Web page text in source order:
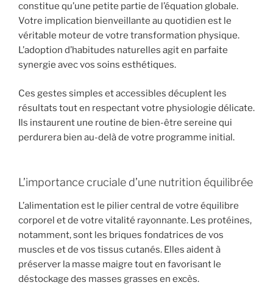
constitue qu’une petite partie de l’équation globale.
Votre implication bienveillante au quotidien est le
véritable moteur de votre transformation physique.
L’adoption d’habitudes naturelles agit en parfaite
synergie avec vos soins esthétiques.
Ces gestes simples et accessibles décuplent les
résultats tout en respectant votre physiologie délicate.
Ils instaurent une routine de bien-être sereine qui
perdurera bien au-delà de votre programme initial.
L’importance cruciale d’une nutrition équilibrée
L’alimentation est le pilier central de votre équilibre
corporel et de votre vitalité rayonnante. Les protéines,
notamment, sont les briques fondatrices de vos
muscles et de vos tissus cutanés. Elles aident à
préserver la masse maigre tout en favorisant le
déstockage des masses grasses en excès.